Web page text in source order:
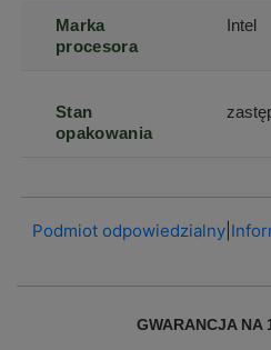
Marka
procesora
Intel
Stan
opakowania
Podmiot odpowiedzialny|
GWARANCJA NA